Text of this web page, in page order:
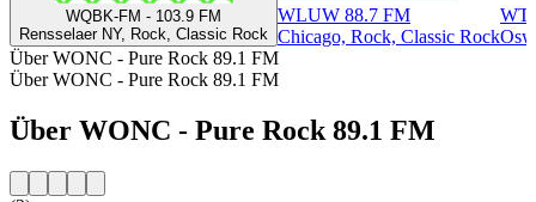
WQBK-FM - 103.9 FM
Rensselaer NY, Rock, Classic Rock
WLUW 88.7 FM
Chicago, Rock, Classic Rock
Über WONC - Pure Rock 89.1 FM
Über WONC - Pure Rock 89.1 FM
Über WONC - Pure Rock 89.1 FM